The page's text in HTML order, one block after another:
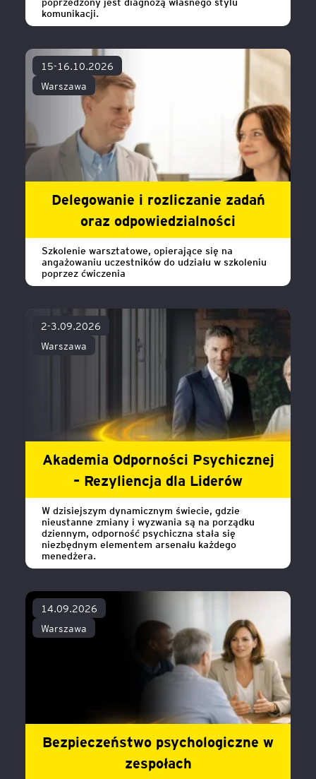
komunikacji.
15-16.10.2026
Warszawa
Delegowanie i rozliczanie zadań
oraz odpowiedzialności
Szkolenie warsztatowe, opierające się na
angażowaniu uczestników do udziału w szkoleniu
poprzez ćwiczenia
2-3.09.2026
Warszawa
Akademia Odporności Psychicznej
– Rezyliencja dla Liderów
W dzisiejszym dynamicznym świecie, gdzie
nieustanne zmiany i wyzwania są na porządku
dziennym, odporność psychiczna stała się
niezbędnym elementem arsenału każdego
menedżera.
14.09.2026
Warszawa
Bezpieczeństwo psychologiczne w
zespołach